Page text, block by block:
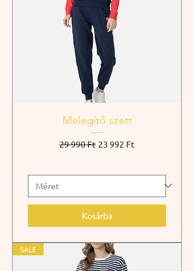
Melegítő szett
Szokásos ár
29 990 Ft Akciós ár
23 992 Ft
Kosárba
SALE